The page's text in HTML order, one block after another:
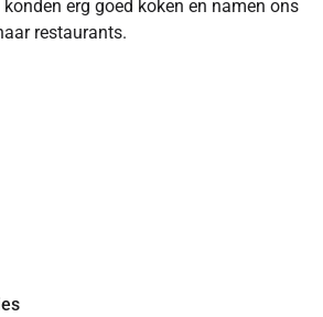
konden erg goed koken en namen ons
restaurants.